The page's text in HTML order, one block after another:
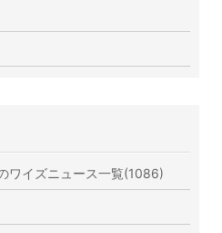
ワイズニュース一覧(1086)